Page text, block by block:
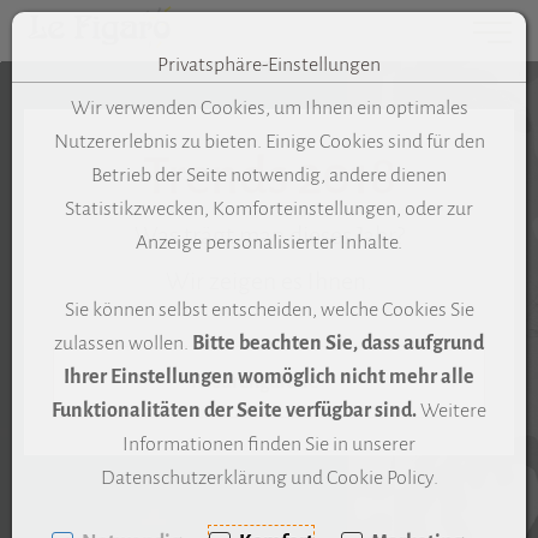
Zum Inhalt springen [AK + 0]
Zum Hauptmenü springen [AK + 1]
Zum Meta-Menü oben (links) springen [AK + 2]
Zum "Barrierefreiheits-Menü" springen [AK + 3]
Zu den Inhalten im Fußbereich springen [AK + 4]
Trends 2018
Was trägt man dieses Jahr?
Frisurengalerie
Privatsphäre-Einstellungen
Wir verwenden Cookies, um Ihnen ein optimales
Nutzererlebnis zu bieten. Einige Cookies sind für den
Betrieb der Seite notwendig, andere dienen
Statistikzwecken, Komforteinstellungen, oder zur
Anzeige personalisierter Inhalte.
Sie können selbst entscheiden, welche Cookies Sie
zulassen wollen. Bitte beachten Sie, dass aufgrund
Ihrer Einstellungen womöglich nicht mehr alle
Funktionalitäten der Seite verfügbar sind.Weitere
Informationen finden Sie in unserer
Datenschutzerklärung und Cookie Policy.